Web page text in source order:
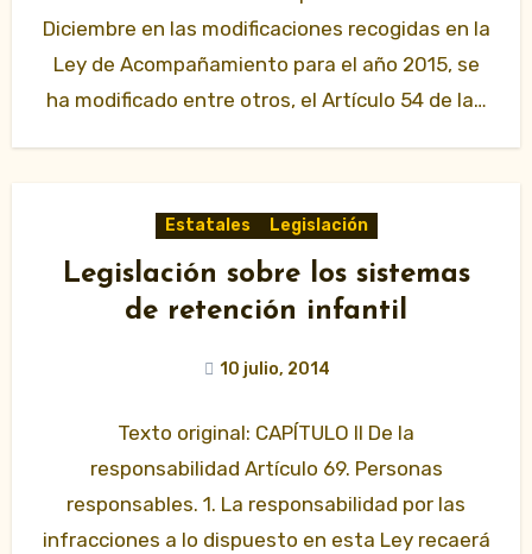
Diciembre en las modificaciones recogidas en la
Ley de Acompañamiento para el año 2015, se
ha modificado entre otros, el Artículo 54 de la…
Estatales Legislación
Legislación sobre los sistemas
de retención infantil
10 julio, 2014
Texto original: CAPÍTULO II De la
responsabilidad Artículo 69. Personas
responsables. 1. La responsabilidad por las
infracciones a lo dispuesto en esta Ley recaerá